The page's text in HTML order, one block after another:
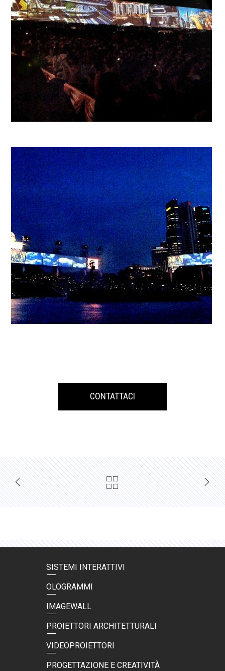
CONTATTACI
SISTEMI INTERATTIVI
OLOGRAMMI
IMAGEWALL
PROIETTORI ARCHITETTURALI
VIDEOPROIETTORI
PROGETTAZIONE E CREATIVITÀ